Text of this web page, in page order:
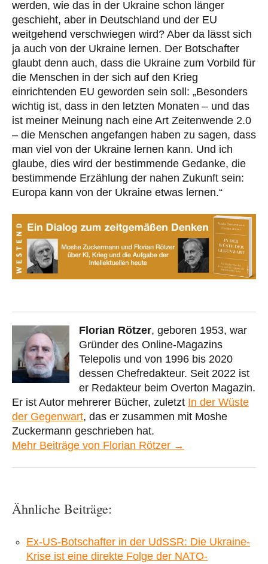
werden, wie das in der Ukraine schon länger
geschieht, aber in Deutschland und der EU
weitgehend verschwiegen wird? Aber da lässt sich
ja auch von der Ukraine lernen. Der Botschafter
glaubt denn auch, dass die Ukraine zum Vorbild für
die Menschen in der sich auf den Krieg
einrichtenden EU geworden sein soll: „Besonders
wichtig ist, dass in den letzten Monaten – und das
ist meiner Meinung nach eine Art Zeitenwende 2.0
– die Menschen angefangen haben zu sagen, dass
man viel von der Ukraine lernen kann. Und ich
glaube, dies wird der bestimmende Gedanke, die
bestimmende Erzählung der nahen Zukunft sein:
Europa kann von der Ukraine etwas lernen.“
Florian Rötzer, geboren 1953, war
Gründer des Online-Magazins
Telepolis und von 1996 bis 2020
dessen Chefredakteur. Seit 2022 ist
er Redakteur beim Overton Magazin.
Er ist Autor mehrerer Bücher, zuletzt In der Wüste
der Gegenwart, das er zusammen mit Moshe
Zuckermann geschrieben hat.
Mehr Beiträge von Florian Rötzer →
Ähnliche Beiträge:
Ex-US-Botschafter in der UdSSR: Die Ukraine-
Krise ist eine direkte Folge der NATO-